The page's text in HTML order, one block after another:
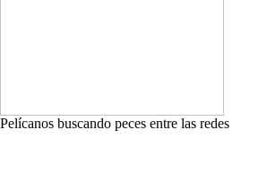
Pelícanos buscando peces entre las redes